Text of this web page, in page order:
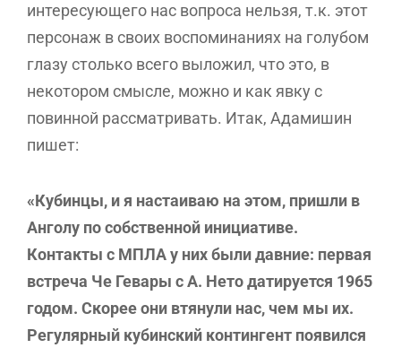
интересующего нас вопроса нельзя, т.к. этот
персонаж в своих воспоминаниях на голубом
глазу столько всего выложил, что это, в
некотором смысле, можно и как явку с
повинной рассматривать. Итак, Адамишин
пишет:
«Кубинцы, и я настаиваю на этом, пришли в
Анголу по собственной инициативе.
Контакты с МПЛА у них были давние: первая
встреча Че Гевары с А. Нето датируется 1965
годом. Скорее они втянули нас, чем мы их.
Регулярный кубинский контингент появился